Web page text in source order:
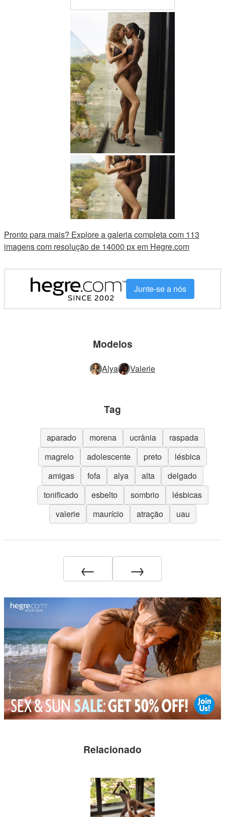
Pronto para mais? Explore a galeria completa com 113
imagens com resolução de 14000 px em Hegre.com
Junte-se a nós
Modelos
Alya Valerie
Tag
aparado morena ucrânia
raspada
magrelo
adolescente preto
lésbica
amigas
fofa alya alta
delgado
tonificado
esbelto sombrio
lésbicas
valerie
maurício atração uau
← →
Relacionado